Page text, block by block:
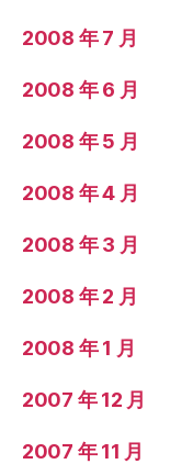
2008 年 7 月
2008 年 6 月
2008 年 5 月
2008 年 4 月
2008 年 3 月
2008 年 2 月
2008 年 1 月
2007 年 12 月
2007 年 11 月